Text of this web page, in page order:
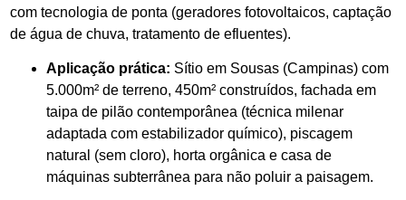
com tecnologia de ponta (geradores fotovoltaicos, captação
de água de chuva, tratamento de efluentes).
Aplicação prática: Sítio em Sousas (Campinas) com
5.000m² de terreno, 450m² construídos, fachada em
taipa de pilão contemporânea (técnica milenar
adaptada com estabilizador químico), piscagem
natural (sem cloro), horta orgânica e casa de
máquinas subterrânea para não poluir a paisagem.